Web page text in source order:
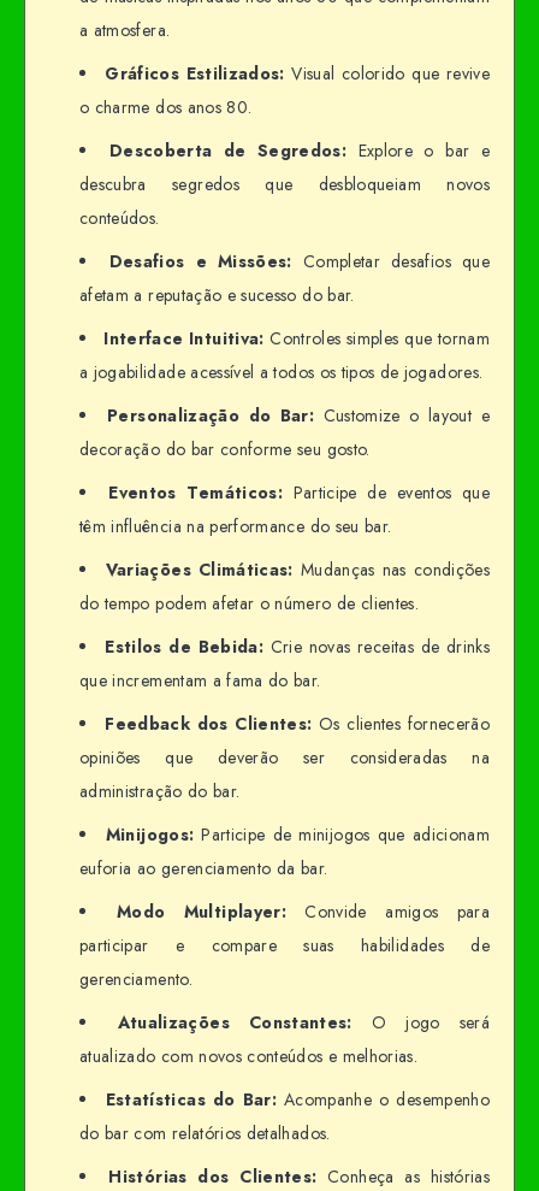
a atmosfera.
Gráficos Estilizados: Visual colorido que revive
o charme dos anos 80.
Descoberta de Segredos: Explore o bar e
descubra segredos que desbloqueiam novos
conteúdos.
Desafios e Missões: Completar desafios que
afetam a reputação e sucesso do bar.
Interface Intuitiva: Controles simples que tornam
a jogabilidade acessível a todos os tipos de jogadores.
Personalização do Bar: Customize o layout e
decoração do bar conforme seu gosto.
Eventos Temáticos:Participe de eventos que
têm influência na performance do seu bar.
Variações Climáticas: Mudanças nas condições
do tempo podem afetar o número de clientes.
Estilos de Bebida: Crie novas receitas de drinks
que incrementam a fama do bar.
Feedback dos Clientes: Os clientes fornecerão
opiniões que deverão ser consideradas na
administração do bar.
Minijogos: Participe de minijogos que adicionam
euforia ao gerenciamento da bar.
Modo Multiplayer:Convide amigos para
participar e compare suas habilidades de
gerenciamento.
Atualizações Constantes: O jogo será
atualizado com novos conteúdos e melhorias.
Estatísticas do Bar:Acompanhe o desempenho
do bar com relatórios detalhados.
Histórias dos Clientes: Conheça as histórias